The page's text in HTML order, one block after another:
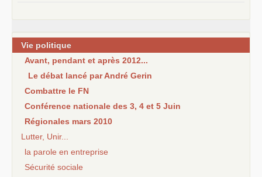
Vie politique
Avant, pendant et après 2012...
Le débat lancé par André Gerin
Combattre le FN
Conférence nationale des 3, 4 et 5 Juin
Régionales mars 2010
Lutter, Unir...
la parole en entreprise
Sécurité sociale